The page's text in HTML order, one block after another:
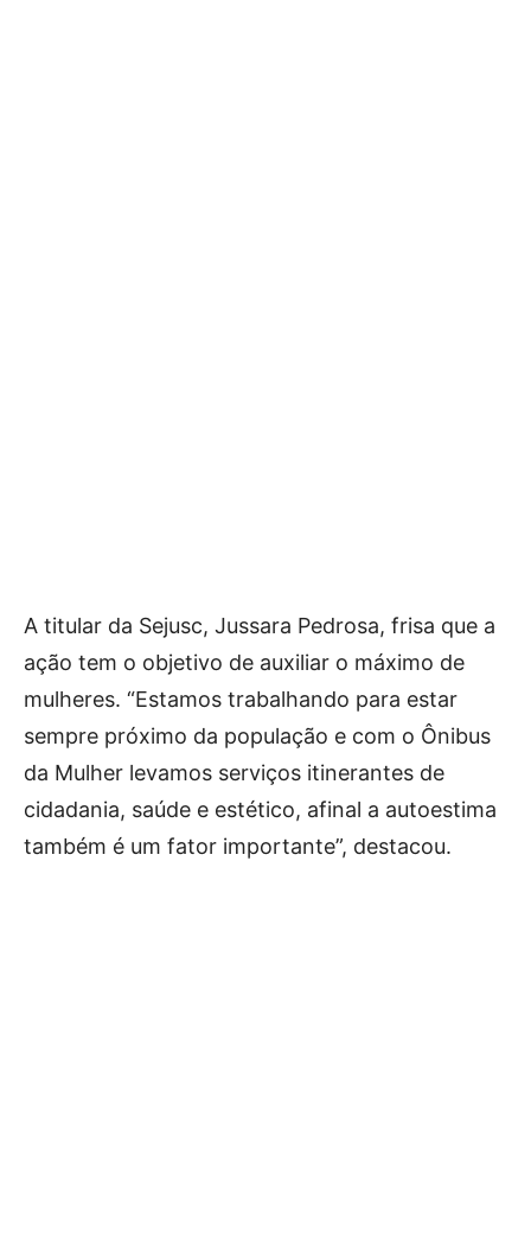
A titular da Sejusc, Jussara Pedrosa, frisa que a
ação tem o objetivo de auxiliar o máximo de
mulheres. “Estamos trabalhando para estar
sempre próximo da população e com o Ônibus
da Mulher levamos serviços itinerantes de
cidadania, saúde e estético, afinal a autoestima
também é um fator importante”, destacou.